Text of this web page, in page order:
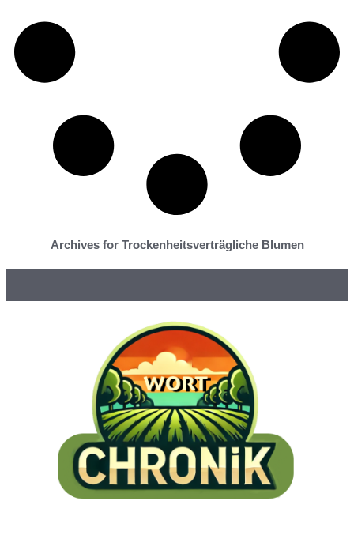
Archives for Trockenheitsverträgliche Blumen